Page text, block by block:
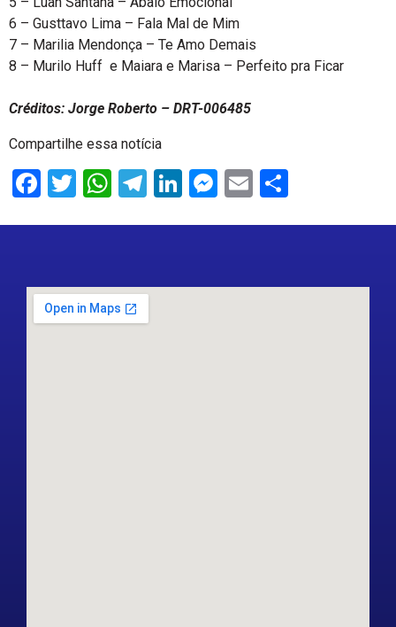
6 – Gusttavo Lima – Fala Mal de Mim
7 – Marilia Mendonça – Te Amo Demais
8 – Murilo Huff e Maiara e Marisa – Perfeito pra Ficar
Créditos: Jorge Roberto – DRT-006485
Compartilhe essa notícia
Facebook
Twitter
WhatsApp
Telegram
LinkedIn
Messenger
Email